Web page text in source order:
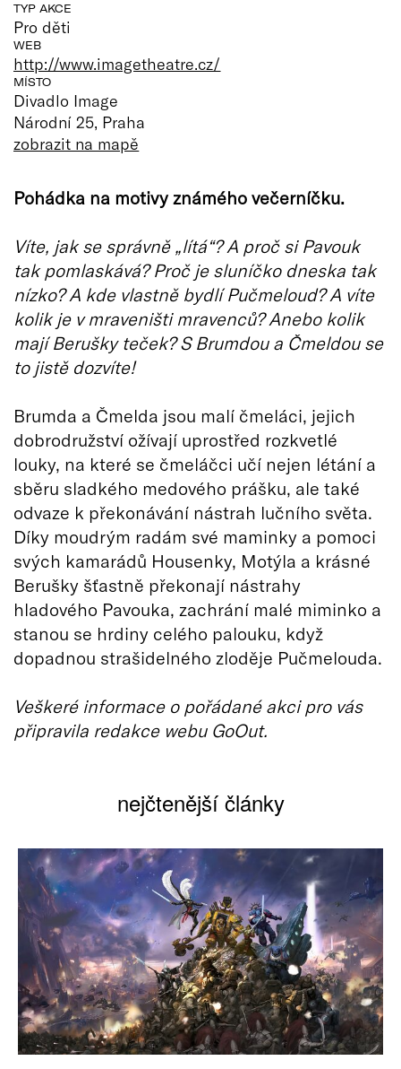
TYP AKCE
Pro děti
WEB
http://www.imagetheatre.cz/
MÍSTO
Divadlo Image
Národní 25, Praha
zobrazit na mapě
Pohádka na motivy známého večerníčku.
Víte, jak se správně „lítá“? A proč si Pavouk
tak pomlaskává? Proč je sluníčko dneska tak
nízko? A kde vlastně bydlí Pučmeloud? A víte
kolik je v mraveništi mravenců? Anebo kolik
mají Berušky teček? S Brumdou a Čmeldou se
to jistě dozvíte!
Brumda a Čmelda jsou malí čmeláci, jejich
dobrodružství ožívají uprostřed rozkvetlé
louky, na které se čmeláčci učí nejen létání a
sběru sladkého medového prášku, ale také
odvaze k překonávání nástrah lučního světa.
Díky moudrým radám své maminky a pomoci
svých kamarádů Housenky, Motýla a krásné
Berušky šťastně překonají nástrahy
hladového Pavouka, zachrání malé miminko a
stanou se hrdiny celého palouku, když
dopadnou strašidelného zloděje Pučmelouda.
Veškeré informace o pořádané akci pro vás
připravila redakce webu GoOut.
nejčtenější články